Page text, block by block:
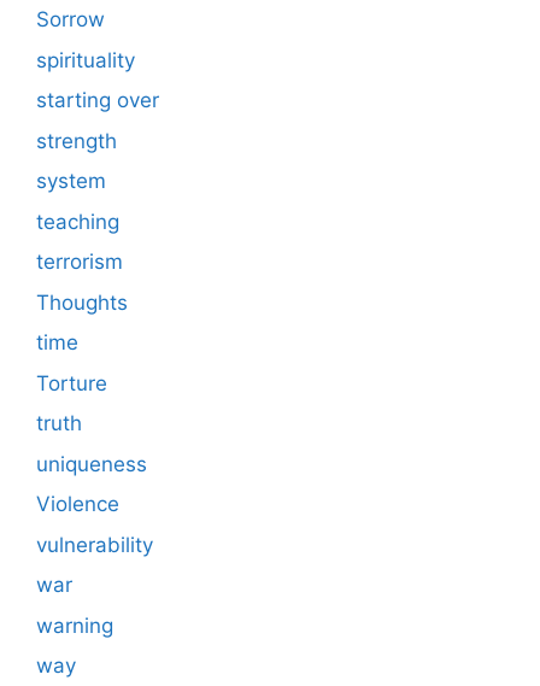
Sorrow
spirituality
starting over
strength
system
teaching
terrorism
Thoughts
time
Torture
truth
uniqueness
Violence
vulnerability
war
warning
way